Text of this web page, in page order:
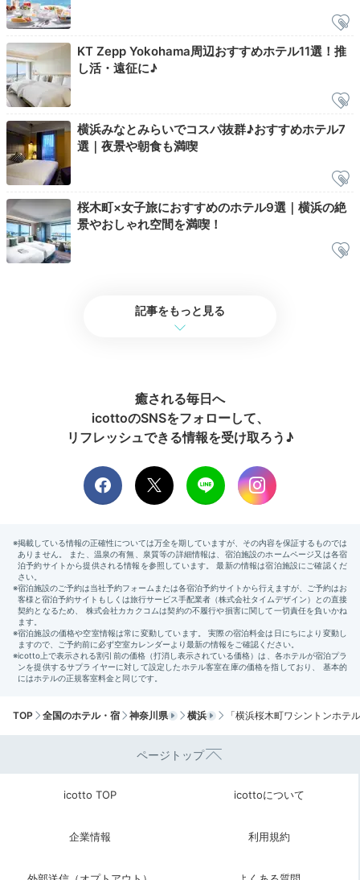
Check-out
10:00
どこへ行くにも便利
また泊まれる日まで…
チェックイン時に宿泊費を精算するシステムでした。チェックアウ
トの際、混み合う時間を考えて早めに出発する心配もなく、ありが
Sightseeing
12:00
26分
異国情緒たっぷり
KT Zepp Yokohama周辺おすすめホテル11選！推
し活・遠征に♪
横浜みなとみらいでコスパ抜群♪おすすめホテル7
選｜夜景や朝食も満喫
桜木町×女子旅におすすめのホテル9選｜横浜の絶
景やおしゃれ空間を満喫！
記事をもっと見る
癒される毎日へ
icottoのSNSをフォローして、
リフレッシュできる情報を受け取ろう♪
TOP 全国のホテル・宿 神奈川県 横浜 「横浜桜木町ワシントンホテ
ページトップ
icotto TOP icottoについて
企業情報 利用規約